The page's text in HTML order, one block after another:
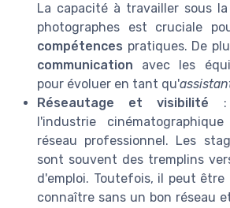
La capacité à travailler sous
photographes est cruciale
compétences pratiques. De
communication avec les
pour évoluer en tant qu'
Réseautage et visibilité :
l'industrie
réseau professionnel. Les
sont souvent des tremplins
d'emploi. Toutefois, il peut
connaître sans un bon réseau